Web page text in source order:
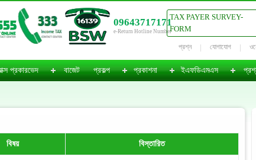
09643717171
e-Return Hotline Number
TAX PAYER SURVEY-
FORM
প্রশ্ন যোগাযোগ
প্রকারভেদ বাজেট প্রকল্প প্রকাশনা ইএফডিএমএস
বিষয় বিস্তারিত